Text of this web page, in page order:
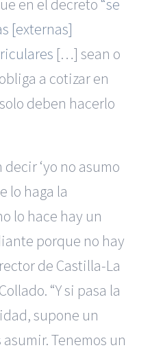
en el decreto “se
[externas]
[…] sean o
a cotizar en
deben hacerlo
‘yo no asumo
lo haga la
lo hace hay un
porque no hay
de Castilla-La
“Y si pasa la
supone un
Tenemos un